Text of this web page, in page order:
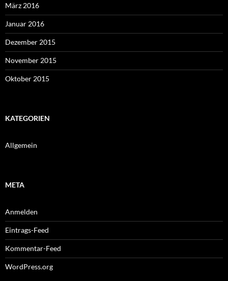
März 2016
Januar 2016
Dezember 2015
November 2015
Oktober 2015
KATEGORIEN
Allgemein
META
Anmelden
Eintrags-Feed
Kommentar-Feed
WordPress.org